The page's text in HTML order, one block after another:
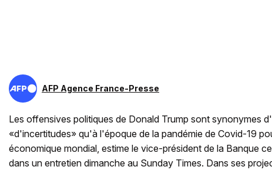
AFP Agence France-Presse
Les offensives politiques de Donald Trump sont synonymes
«d'incertitudes» qu'à l'époque de la pandémie de Covid-19
économique mondial, estime le vice-président de la Banque
dans un entretien dimanche au Sunday Times. Dans ses